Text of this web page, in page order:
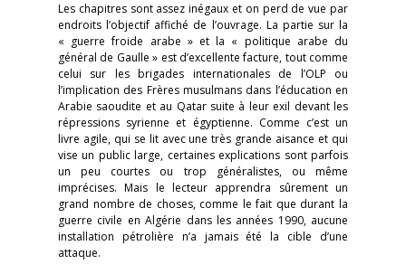
Les chapitres sont assez inégaux et on perd de vue par
endroits l’objectif affiché de l’ouvrage. La partie sur la
« guerre froide arabe » et la « politique arabe du
général de Gaulle » est d’excellente facture, tout comme
celui sur les brigades internationales de l’OLP ou
l’implication des Frères musulmans dans l’éducation en
Arabie saoudite et au Qatar suite à leur exil devant les
répressions syrienne et égyptienne. Comme c’est un
livre agile, qui se lit avec une très grande aisance et qui
vise un public large, certaines explications sont parfois
un peu courtes ou trop généralistes, ou même
imprécises. Mais le lecteur apprendra sûrement un
grand nombre de choses, comme le fait que durant la
guerre civile en Algérie dans les années 1990, aucune
installation pétrolière n’a jamais été la cible d’une
attaque.